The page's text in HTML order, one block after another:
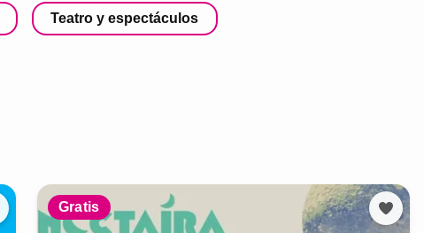
Teatro y espectáculos
Gratis